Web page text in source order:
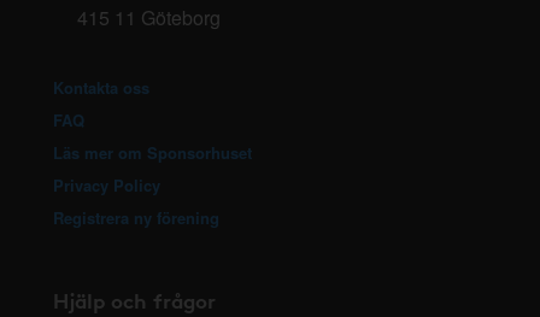
415 11 Göteborg
Kontakta oss
FAQ
Läs mer om Sponsorhuset
Privacy Policy
Registrera ny förening
Hjälp och frågor